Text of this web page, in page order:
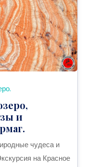
и
чудеса и
на Красное